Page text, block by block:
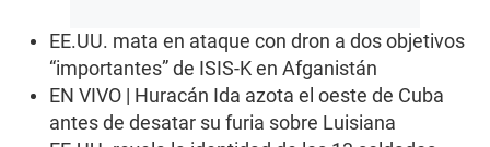
EE.UU. mata en ataque con dron a dos objetivos
“importantes” de ISIS-K en Afganistán
EN VIVO | Huracán Ida azota el oeste de Cuba
antes de desatar su furia sobre Luisiana